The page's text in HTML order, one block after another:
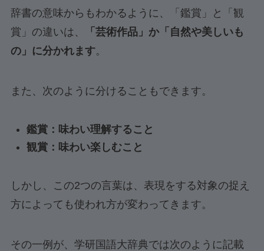
辞書の意味からもわかるように、「鑑賞」と「観
賞」の違いは、
「芸術作品」か「自然や美しいも
の」に分かれます。
また、次のように分けることもできます。
鑑賞：味わい理解すること
観賞：味わい楽しむこと
しかし、この2つの言葉は、表現をする対象の捉え
方によっても使われ方が変わってきます。
その一例が、学研国語大辞典では次のように記載